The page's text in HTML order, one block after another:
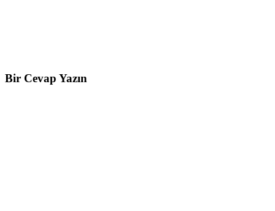
Bir Cevap Yazın